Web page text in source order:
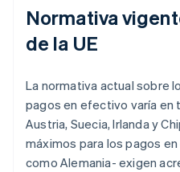
Normativa
de la UE
La normativa actual sobre
pagos en efectivo varía en
Austria, Suecia, Irlanda y
máximos para los pagos
como Alemania- exigen